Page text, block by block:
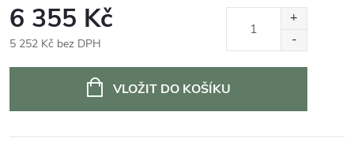
6 355 Kč
5 252 Kč bez DPH
VLOŽIT DO KOŠÍKU